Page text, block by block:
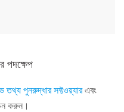
পদক্ষেপ
তথ্য পুনরুদ্ধার সফ্টওয়্যারএবং
করুন।